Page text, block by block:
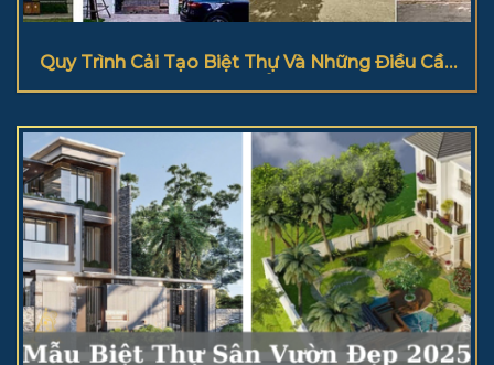
Quy Trình Cải Tạo Biệt Thự Và Những Điều Cần